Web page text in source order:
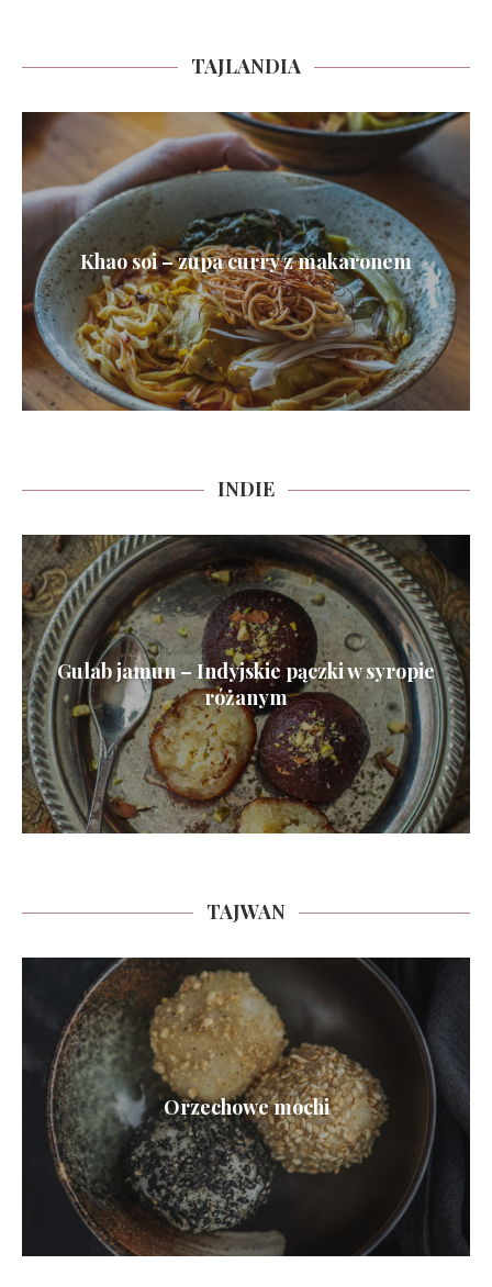
TAJLANDIA
Khao soi – zupa curry z makaronem
INDIE
Gulab jamun – Indyjskie pączki w syropie
różanym
TAJWAN
Orzechowe mochi